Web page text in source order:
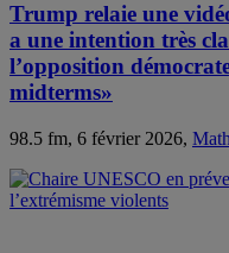
Trump relaie une
a une intention très
l’opposition
midterms»
98.5 fm, 6 février 2026,